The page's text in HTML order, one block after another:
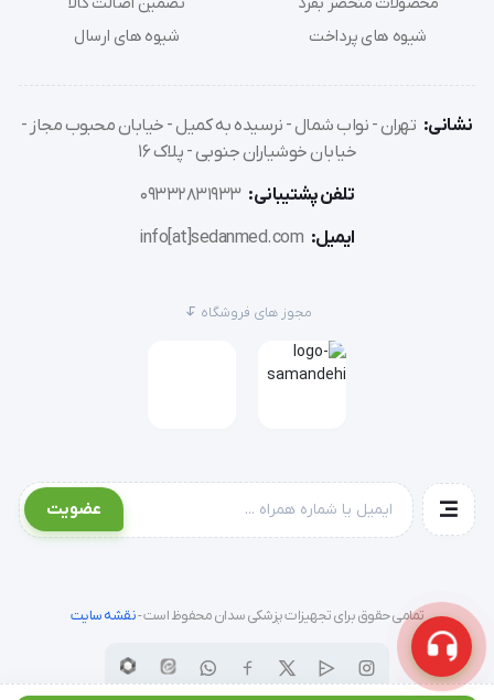
شیوه های پرداخت
شیوه های ارسال
نشانی: تهران - نواب شمال - نرسیده به کمیل - خیابان محبوب مجاز -
خیابان خوشیاران جنوبی - پلاک 16
تلفن پشتیبانی: 09332831933
ایمیل: info[at]sedanmed.com
مجوز های فروشگاه
عضویت
تمامی حقوق برای تجهیزات پزشکی سدان محفوظ است -نقشه سایت